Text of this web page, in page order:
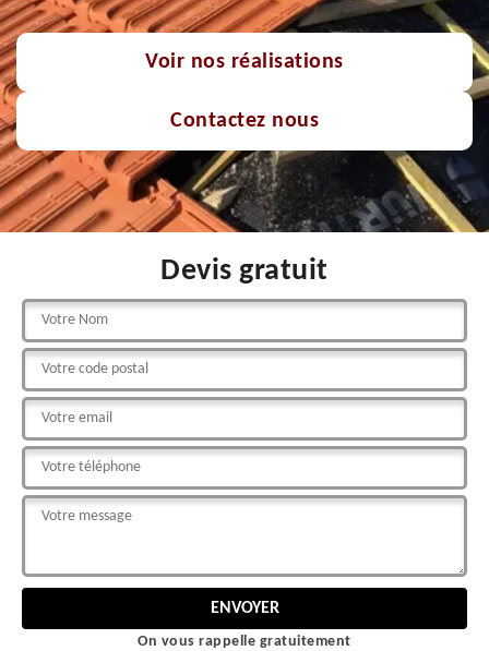
Voir nos réalisations
Contactez nous
Devis gratuit
On vous rappelle gratuitement